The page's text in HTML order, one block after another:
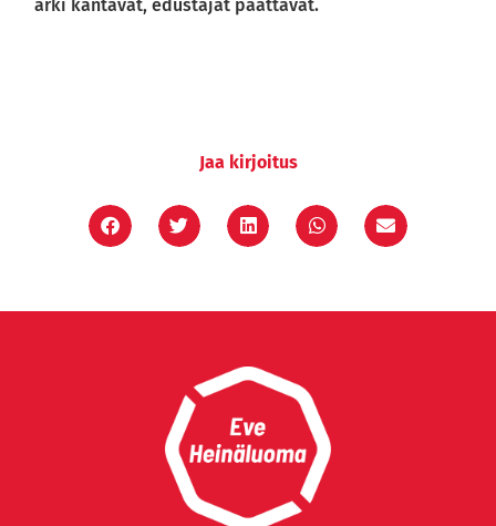
arki kantavat, edustajat päättävät.
Jaa kirjoitus